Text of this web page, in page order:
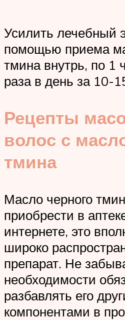
Усилить лечебный
помощью приема
тмина внутрь, по 1
раза в день за 10-
Рецепты
волос с
тмина
Масло черного
приобрести в
интернете, это
широко
препарат. Не
необходимости
разбавлять его
компонентами в